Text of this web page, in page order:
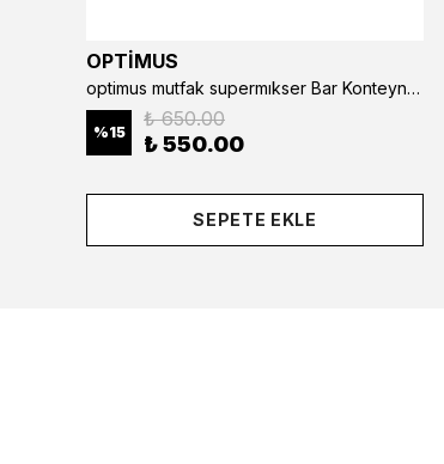
OPTİMUS
optimus mutfak supermıkser Bar Konteyner 6'lı 50×16×9 cm Kapaklı Polikarbon Organizer Bar & Kafe
%15
₺ 650.00
₺ 550.00
SEPETE EKLE